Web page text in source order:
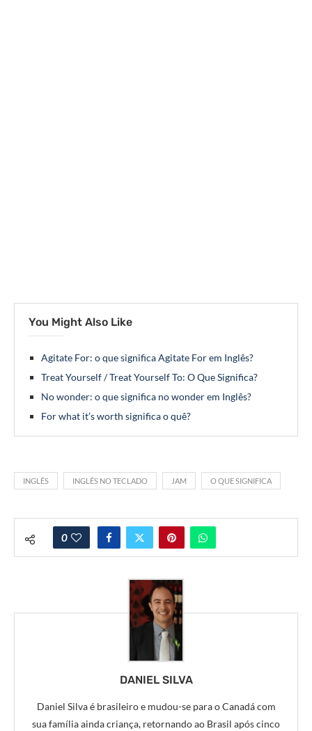
You Might Also Like
Agitate For: o que significa Agitate For em Inglês?
Treat Yourself / Treat Yourself To: O Que Significa?
No wonder: o que significa no wonder em Inglês?
For what it’s worth significa o quê?
INGLÊS INGLÊS NO TECLADO JAM O QUE SIGNIFICA
0
DANIEL SILVA
Daniel Silva é brasileiro e mudou-se para o Canadá com
sua família ainda criança, retornando ao Brasil após cinco